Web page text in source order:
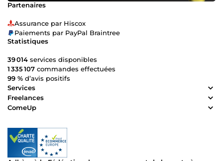
Partenaires
Assurance par Hiscox
Paiements par PayPal Braintree
Statistiques
39 014 services disponibles
1 335 107 commandes effectuées
99 % d’avis positifs
Services
Freelances
ComeUp